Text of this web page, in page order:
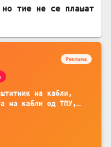
тие не се плашат
Реклама
на кабли,
на кабли од ТПУ,
на кабли, без
телефони, комплет